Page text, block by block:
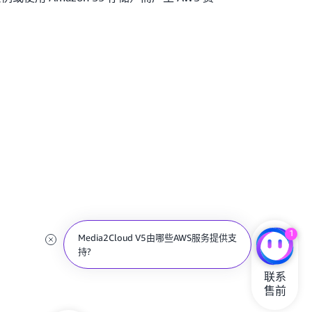
Media2Cloud V5由哪些AWS服务提供支
持?
1
联系
售前